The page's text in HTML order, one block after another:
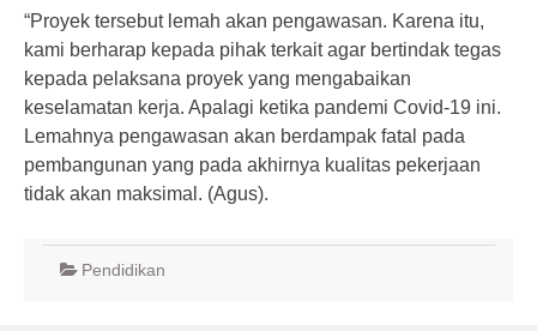
“Proyek tersebut lemah akan pengawasan. Karena itu,
kami berharap kepada pihak terkait agar bertindak tegas
kepada pelaksana proyek yang mengabaikan
keselamatan kerja. Apalagi ketika pandemi Covid-19 ini.
Lemahnya pengawasan akan berdampak fatal pada
pembangunan yang pada akhirnya kualitas pekerjaan
tidak akan maksimal. (Agus).
Pendidikan